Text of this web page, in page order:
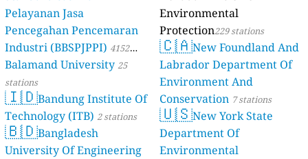
Pelayanan Jasa
Pencegahan Pencemaran
Industri (BBSPJPPI) 4152
stations
Balamand University25
stations
🇮🇩Bandung Institute Of
Technology (ITB) 2 stations
🇧🇩Bangladesh
University Of Engineering
Environmental
Protection229 stations
🇨🇦New Foundland And
Labrador Department Of
Environment And
Conservation 7 stations
🇺🇸New York State
Department Of
Environmental